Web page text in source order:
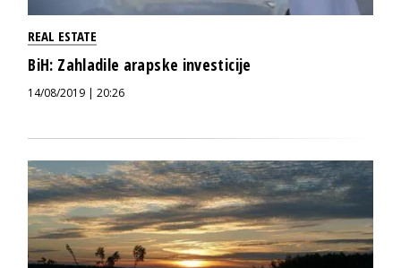
REAL ESTATE
BiH: Zahladile arapske investicije
14/08/2019 | 20:26